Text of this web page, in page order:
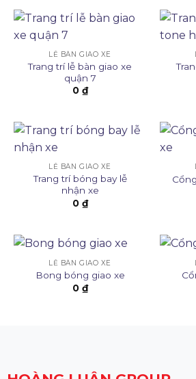
LỄ BÀN GIAO XE
Trang trí lễ bàn giao xe
quận 7
0 ₫
LỄ BÀN GIAO XE
Trang trí bóng bay lễ
nhận xe
0 ₫
LỄ BÀN GIAO XE
Bong bóng giao xe
0 ₫